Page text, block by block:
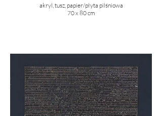
akryl, tusz, papier/płyta pilśniowa
70 x 80 cm